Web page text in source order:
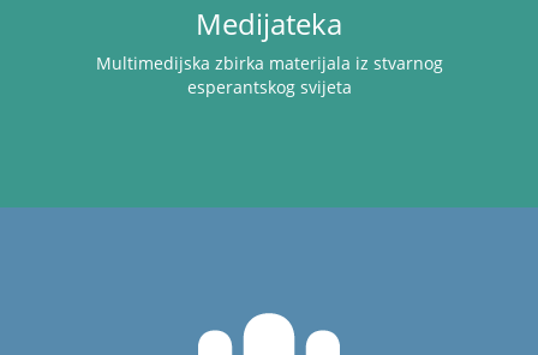
Medijateka
Multimedijska zbirka materijala iz stvarnog
esperantskog svijeta